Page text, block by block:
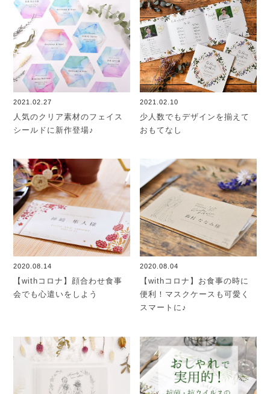
2021.02.27
人気のクリア素材のフェイス
シールドに新作登場♪
2021.02.10
少人数でもデザインを揃えて
おもてなし
2020.08.14
【withコロナ】顔合わせ食事
会でも心遣いをしよう
2020.08.04
【withコロナ】お食事の時に
便利！マスクケースも可愛く
スマートに♪